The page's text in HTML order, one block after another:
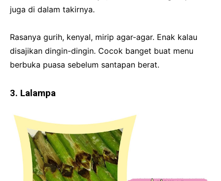
juga di dalam takirnya.
Rasanya gurih, kenyal, mirip agar-agar. Enak kalau
disajikan dingin-dingin. Cocok banget buat menu
berbuka puasa sebelum santapan berat.
3. Lalampa